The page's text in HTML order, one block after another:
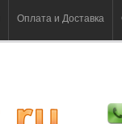
Оплата и Доставка